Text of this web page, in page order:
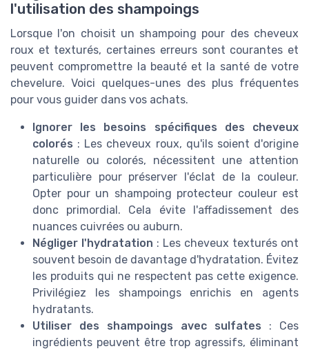
l'utilisation des shampoings
Lorsque l'on choisit un shampoing pour des cheveux
roux et texturés, certaines erreurs sont courantes et
peuvent compromettre la beauté et la santé de votre
chevelure. Voici quelques-unes des plus fréquentes
pour vous guider dans vos achats.
Ignorer les besoins spécifiques des cheveux
colorés : Les cheveux roux, qu'ils soient d'origine
naturelle ou colorés, nécessitent une attention
particulière pour préserver l'éclat de la couleur.
Opter pour un shampoing protecteur couleur est
donc primordial. Cela évite l'affadissement des
nuances cuivrées ou auburn.
Négliger l'hydratation : Les cheveux texturés ont
souvent besoin de davantage d'hydratation. Évitez
les produits qui ne respectent pas cette exigence.
Privilégiez les shampoings enrichis en agents
hydratants.
Utiliser des shampoings avec sulfates : Ces
ingrédients peuvent être trop agressifs, éliminant